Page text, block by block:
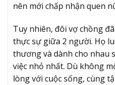
nên mới chấp nhận quen
Tuy nhiên, đôi vợ chồng
thực sự giữa 2 người. Họ
thương và dành cho nhau
việc nhỏ nhất. Dù không
lòng với cuộc sống, cùng